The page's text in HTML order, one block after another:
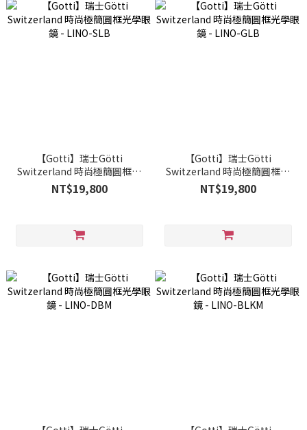
【Gotti】瑞士Götti
Switzerland 時尚極簡圓框光
學眼鏡 - LINO-SLB
NT$19,800
【Gotti】瑞士Götti
Switzerland 時尚極簡圓框光
學眼鏡 - LINO-GLB
NT$19,800